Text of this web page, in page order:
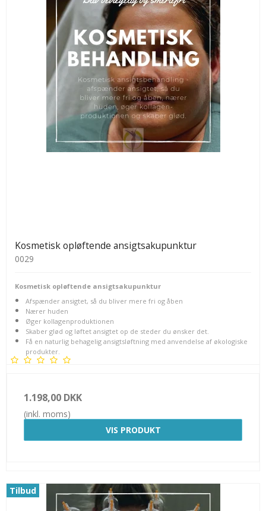
Kosmetisk opløftende ansigtsakupunktur
0029
Kosmetisk opløftende ansigtsakupunktur
Afspænder ansigtet, så du bliver mere fri og åben
Nærer huden
Øger kollagenproduktionen
Skaber glød og løftet ansigtet op de steder du ønsker det.
Få en naturlig behagelig ansigtsløftning med anvendelse af økologiske
produkter.
1.198,00 DKK
(inkl. moms)
VIS PRODUKT
Tilbud